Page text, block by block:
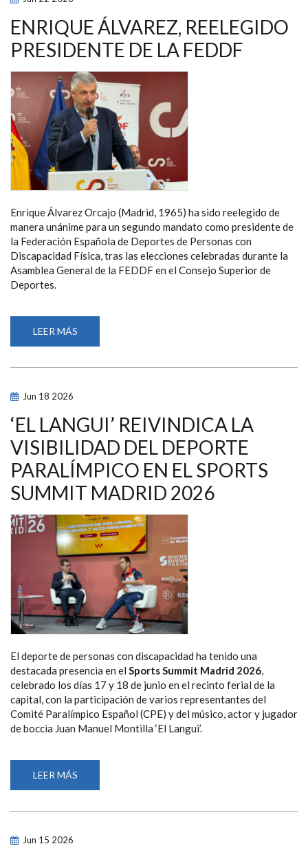
Y
EL
GOBIERNO
DEL
DEPORTE
PARALÍMPICO
EN
ESPAÑA
ENRIQUE ÁLVAREZ, REELEGIDO
PRESIDENTE DE LA FEDDF
Enrique Álvarez Orcajo (Madrid, 1965) ha sido reelegido de
manera unánime para un segundo mandato como presidente de
la Federación Española de Deportes de Personas con
Discapacidad Física, tras las elecciones celebradas durante la
Asamblea General de la FEDDF en el Consejo Superior de
Deportes.
LEER MÁS
PRESIDENTE
Jun 18 2026
‘EL LANGUI’ REIVINDICA LA
VISIBILIDAD DEL DEPORTE
PARALÍMPICO EN EL SPORTS
SUMMIT MADRID 2026
El deporte de personas con discapacidad ha tenido una
destacada presencia en el Sports Summit Madrid 2026,
celebrado los días 17 y 18 de junio en el recinto ferial de la
capital, con la participación de varios representantes del
Comité Paralímpico Español (CPE) y del músico, actor y jugador
de boccia Juan Manuel Montilla ‘El Langui’.
LEER MÁS
LANGUI’
LA
Jun 15 2026